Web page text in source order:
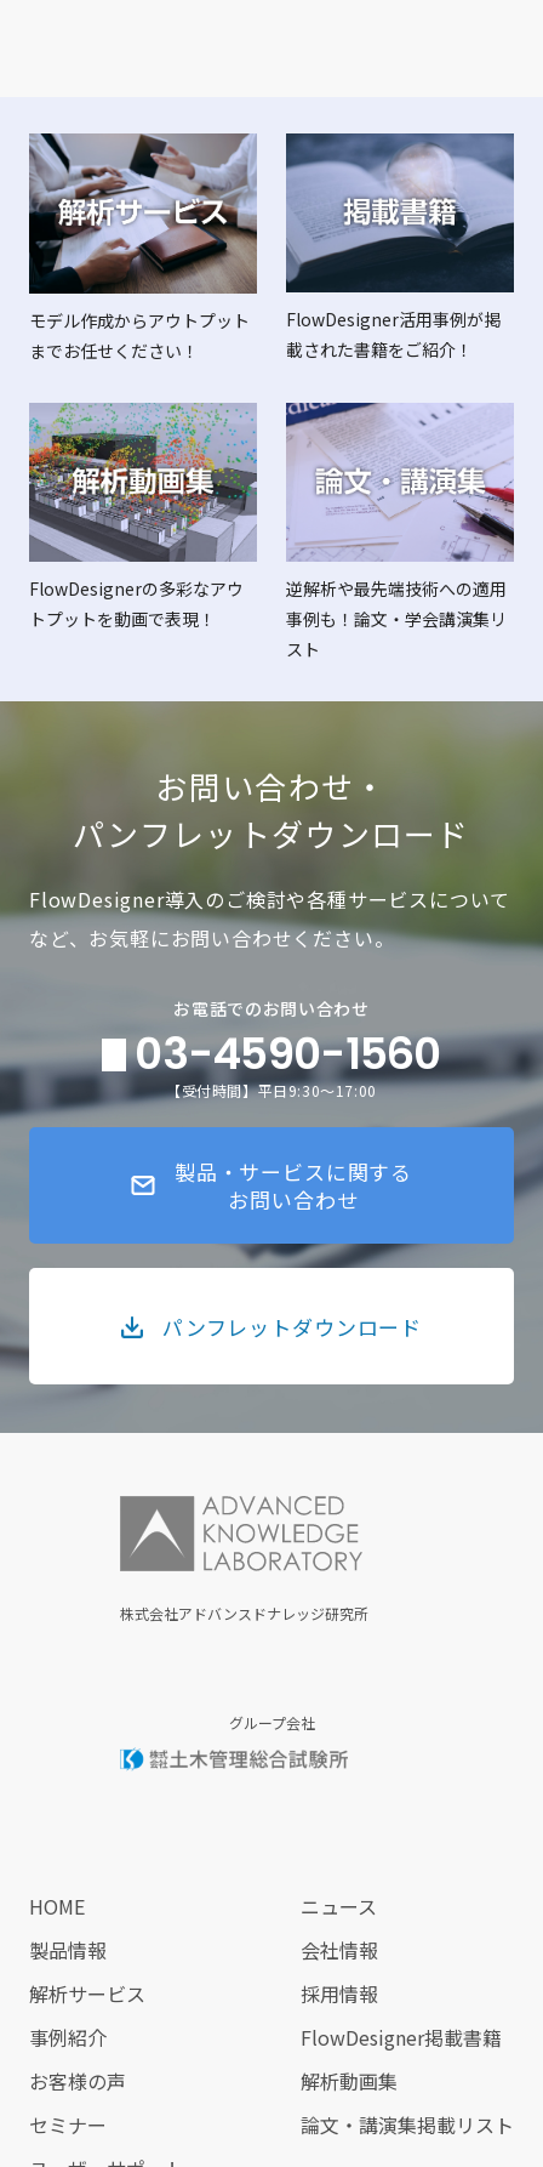
2021/08/01 お知らせ
【逆解析】書籍『電子機器の放熱・冷却技術と部材の開
発』に記事が掲載されました！
2021/07/01 お知らせ
お問合せフォームで生じた障害について
オリンピック特別措置法に伴う休業のお知らせ
2021/07/01 お知らせ
夏季休業のお知らせ（8/7～8/15）
2021/06/01 イベント
『TECHNO-FRONTIER 2021』(6/23～25)で逆解析機能を
紹介！
2021/05/01
ゼンリン主催セミナーにて「3D地図データを使った風・日
日(水)14:00～15:00
日刊建設通信新聞BIM/CIM特集にFlowDesignerの記事が掲
載されました！
モデル作成からアウトプット
までお任せください！
FlowDesigner活用事例が掲
載された書籍をご紹介！
FlowDesignerの多彩なアウ
トプットを動画で表現！
逆解析や最先端技術への適用
事例も！論文・学会講演集リ
スト
お問い合わせ・
パンフレットダウンロード
FlowDesigner導入のご検討や各種サービスについて
など、お気軽にお問い合わせください。
お電話でのお問い合わせ
03-4590-1560
【受付時間】平日9:30～17:00
製品・サービスに関する
お問い合わせ
パンフレットダウンロード
株式会社アドバンスドナレッジ研究所
グループ会社
HOME
製品情報
解析サービス
事例紹介
お客様の声
セミナー
ニュース
会社情報
採用情報
FlowDesigner掲載書籍
解析動画集
論文・講演集掲載リスト